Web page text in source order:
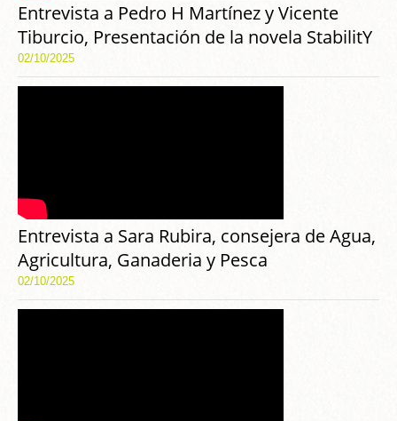
Entrevista a Pedro H Martínez y Vicente
Tiburcio, Presentación de la novela StabilitY
02/10/2025
Entrevista a Sara Rubira, consejera de Agua,
Agricultura, Ganaderia y Pesca
02/10/2025